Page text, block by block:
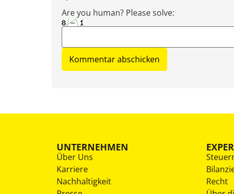
Are you human? Please solve:
UNTERNEHMEN
Über Uns
Karriere
Nachhaltigkeit
Recht